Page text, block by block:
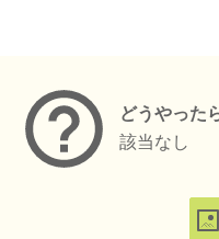
どうやった
該当なし